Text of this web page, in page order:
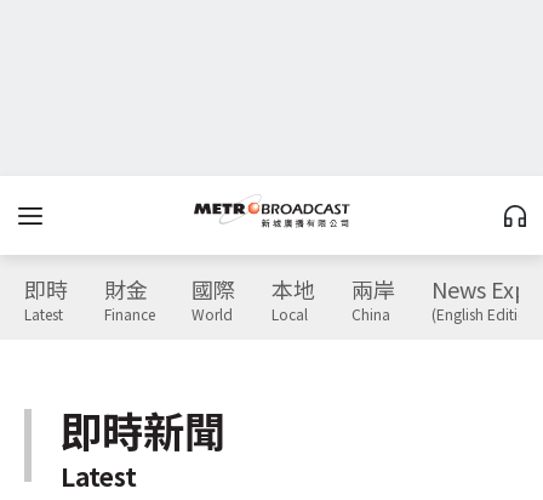
即時
Latest
財金
Finance
國際
World
本地
Local
兩岸
China
News
(English Edition)
即時新聞
Latest